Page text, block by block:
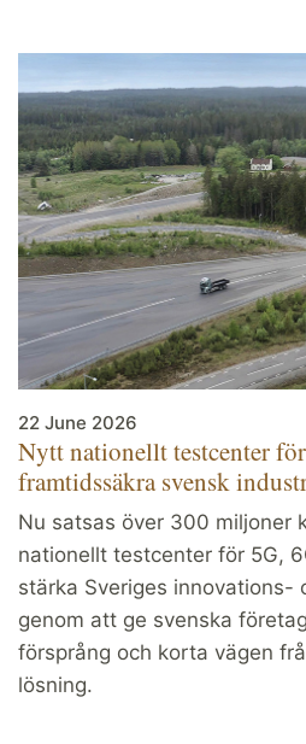
22 June 2026
Nytt nationellt testcenter
framtidssäkra svensk
Nu satsas över 300 miljoner
nationellt testcenter för 5G,
stärka Sveriges innovations-
genom att ge svenska
försprång och korta vägen
lösning.